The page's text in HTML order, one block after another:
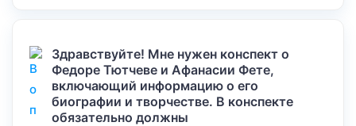
Здравствуйте! Мне нужен конспект о
Федоре Тютчеве и Афанасии Фете,
включающий информацию о его
биографии и творчестве. В конспекте
обязательно должны